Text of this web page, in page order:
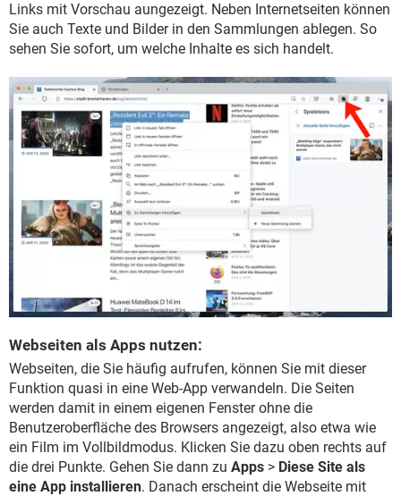
Links mit Vorschau aungezeigt. Neben Internetseiten können
Sie auch Texte und Bilder in den Sammlungen ablegen. So
sehen Sie sofort, um welche Inhalte es sich handelt.
Webseiten als Apps nutzen:
Webseiten, die Sie häufig aufrufen, können Sie mit dieser
Funktion quasi in eine Web-App verwandeln. Die Seiten
werden damit in einem eigenen Fenster ohne die
Benutzeroberfläche des Browsers angezeigt, also etwa wie
ein Film im Vollbildmodus. Klicken Sie dazu oben rechts auf
die drei Punkte. Gehen Sie dann zu Apps > Diese Site als
eine App installieren. Danach erscheint die Webseite mit